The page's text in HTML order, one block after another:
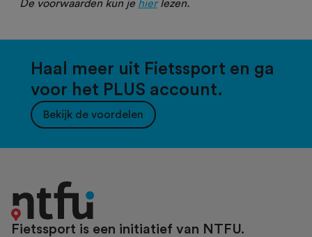
De voorwaarden kun je hierlezen.
Haal meer uit Fietssport en ga
voor het PLUS account.
Bekijk de voordelen
Fietssport is een initiatief van NTFU.